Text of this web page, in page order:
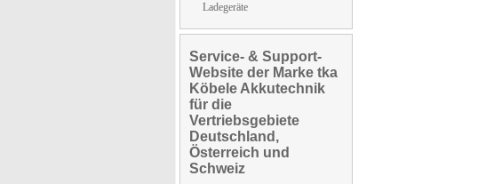
Ladegeräte
Service- & Support-
Website der Marke tka
Köbele Akkutechnik
für die
Vertriebsgebiete
Deutschland,
Österreich und
Schweiz